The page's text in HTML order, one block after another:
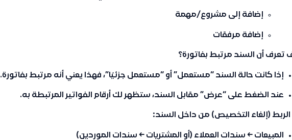
إضافة إلى مشروع/مهمة
إضافة مرفقات
تعرف أن السند مرتبط بفاتورة؟
إذا كانت حالة السند “مستعمل” أو “مستعمل جزئيًا”، فهذا يعني أنه مرتبط بفاتورة.
عند الضغط على “عرض” مقابل السند، ستظهر لك أرقام الفواتير المرتبطة به.
(إلغاء التخصيص) من داخل السند:
المبيعات ← سندات العملاء (أو المشتريات ← سندات الموردين)